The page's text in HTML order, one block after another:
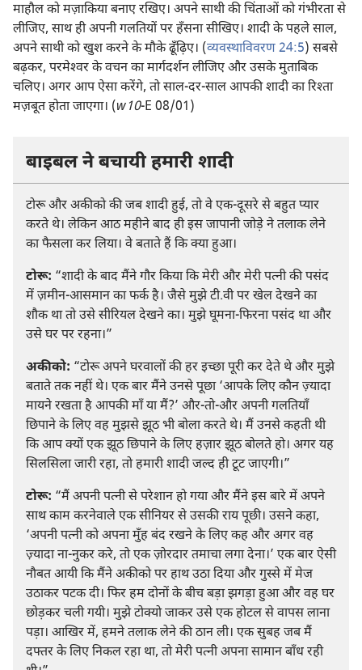
माहौल को मज़ाकिया बनाए रखिए। अपने साथी की चिंताओं को गंभीरता से
लीजिए, साथ ही अपनी गलतियों पर हँसना सीखिए। शादी के पहले साल,
अपने साथी को खुश करने के मौके ढूँढ़िए। (व्यवस्थाविवरण 24:5) सबसे
बढ़कर, परमेश्‍वर के वचन का मार्गदर्शन लीजिए और उसके मुताबिक
चलिए। अगर आप ऐसा करेंगे, तो साल-दर-साल आपकी शादी का रिश्‍ता
मज़बूत होता जाएगा। (w10-E 08/01)
बाइबल ने बचायी हमारी शादी
टोरू और अकीको की जब शादी हुई, तो वे एक-दूसरे से बहुत प्यार
करते थे। लेकिन आठ महीने बाद ही इस जापानी जोड़े ने तलाक लेने
का फैसला कर लिया। वे बताते हैं कि क्या हुआ।
टोरू: “शादी के बाद मैंने गौर किया कि मेरी और मेरी पत्नी की पसंद
में ज़मीन-आसमान का फर्क है। जैसे मुझे टी.वी पर खेल देखने का
शौक था तो उसे सीरियल देखने का। मुझे घूमना-फिरना पसंद था और
उसे घर पर रहना।”
अकीको: “टोरू अपने घरवालों की हर इच्छा पूरी कर देते थे और मुझे
बताते तक नहीं थे। एक बार मैंने उनसे पूछा ‘आपके लिए कौन ज़्यादा
मायने रखता है आपकी माँ या मैं?’ और-तो-और अपनी गलतियाँ
छिपाने के लिए वह मुझसे झूठ भी बोला करते थे। मैं उनसे कहती थी
कि आप क्यों एक झूठ छिपाने के लिए हज़ार झूठ बोलते हो। अगर यह
सिलसिला जारी रहा, तो हमारी शादी जल्द ही टूट जाएगी।”
टोरू: “मैं अपनी पत्नी से परेशान हो गया और मैंने इस बारे में अपने
साथ काम करनेवाले एक सीनियर से उसकी राय पूछी। उसने कहा,
‘अपनी पत्नी को अपना मुँह बंद रखने के लिए कह और अगर वह
ज़्यादा ना-नुकर करे, तो एक ज़ोरदार तमाचा लगा देना।’ एक बार ऐसी
नौबत आयी कि मैंने अकीको पर हाथ उठा दिया और गुस्से में मेज
उठाकर पटक दी। फिर हम दोनों के बीच बड़ा झगड़ा हुआ और वह घर
छोड़कर चली गयी। मुझे टोक्यो जाकर उसे एक होटल से वापस लाना
पड़ा। आखिर में, हमने तलाक लेने की ठान ली। एक सुबह जब मैं
दफ्तर के लिए निकल रहा था, तो मेरी पत्नी अपना सामान बाँध रही